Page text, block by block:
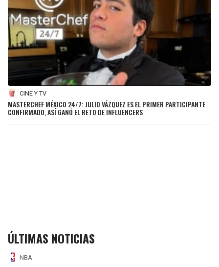
CINE Y TV
MASTERCHEF MÉXICO 24/7: JULIO VÁZQUEZ ES EL PRIMER PARTICIPANTE
CONFIRMADO, ASÍ GANÓ EL RETO DE INFLUENCERS
ÚLTIMAS NOTICIAS
NBA